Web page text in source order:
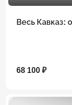
Весь Кавказ:
68 100 ₽